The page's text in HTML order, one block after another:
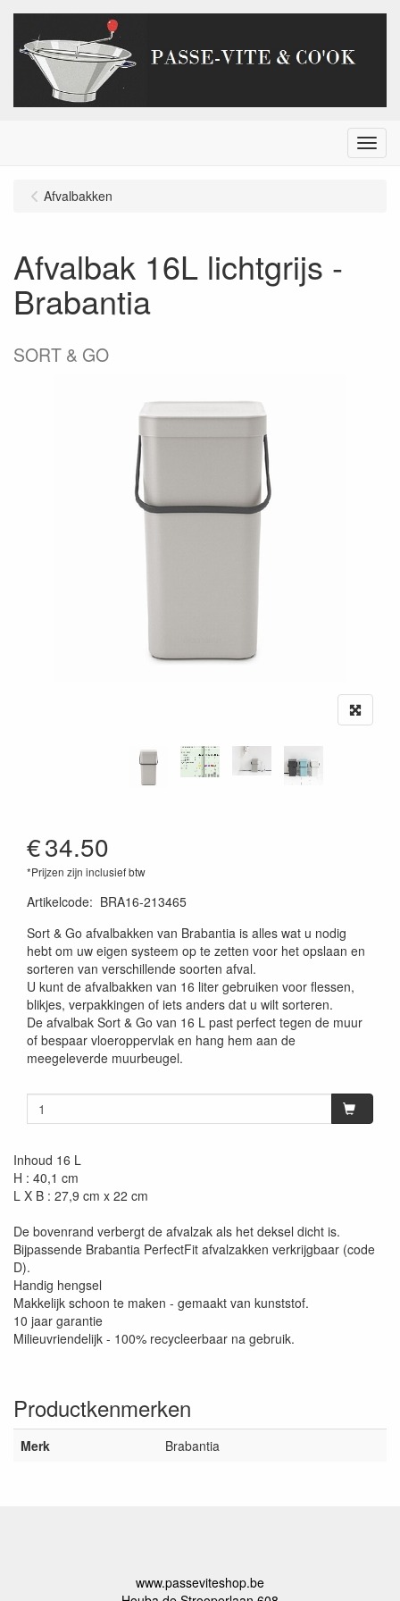
Menu
Afvalbakken
Afvalbak 16L lichtgrijs -
Brabantia
SORT & GO
€34.50
*Prijzen zijn inclusief btw
Artikelcode: BRA16-213465
Sort & Go afvalbakken van Brabantia is alles wat u nodig
hebt om uw eigen systeem op te zetten voor het opslaan en
sorteren van verschillende soorten afval.
U kunt de afvalbakken van 16 liter gebruiken voor flessen,
blikjes, verpakkingen of iets anders dat u wilt sorteren.
De afvalbak Sort & Go van 16 L past perfect tegen de muur
of bespaar vloeroppervlak en hang hem aan de
meegeleverde muurbeugel.
Inhoud 16 L
H : 40,1 cm
L X B : 27,9 cm x 22 cm
De bovenrand verbergt de afvalzak als het deksel dicht is.
Bijpassende Brabantia PerfectFit afvalzakken verkrijgbaar (code
D).
Handig hengsel
Makkelijk schoon te maken - gemaakt van kunststof.
10 jaar garantie
Milieuvriendelijk - 100% recycleerbaar na gebruik.
Productkenmerken
Merk Brabantia
www.passeviteshop.be